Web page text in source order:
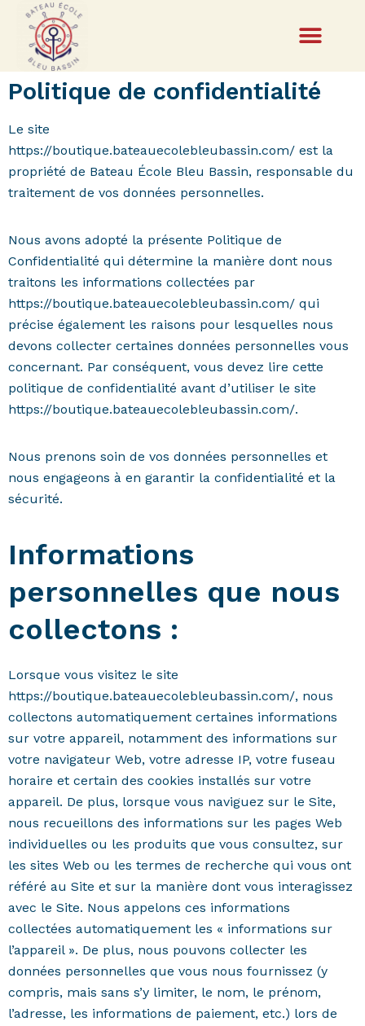
Politique de confidentialité
Le site
https://boutique.bateauecolebleubassin.com/ est la
propriété de Bateau École Bleu Bassin, responsable du
traitement de vos données personnelles.
Nous avons adopté la présente Politique de
Confidentialité qui détermine la manière dont nous
traitons les informations collectées par
https://boutique.bateauecolebleubassin.com/ qui
précise également les raisons pour lesquelles nous
devons collecter certaines données personnelles vous
concernant. Par conséquent, vous devez lire cette
politique de confidentialité avant d’utiliser le site
https://boutique.bateauecolebleubassin.com/.
Nous prenons soin de vos données personnelles et
nous engageons à en garantir la confidentialité et la
sécurité.
Informations
personnelles que nous
collectons :
Lorsque vous visitez le site
https://boutique.bateauecolebleubassin.com/, nous
collectons automatiquement certaines informations
sur votre appareil, notamment des informations sur
votre navigateur Web, votre adresse IP, votre fuseau
horaire et certain des cookies installés sur votre
appareil. De plus, lorsque vous naviguez sur le Site,
nous recueillons des informations sur les pages Web
individuelles ou les produits que vous consultez, sur
les sites Web ou les termes de recherche qui vous ont
référé au Site et sur la manière dont vous interagissez
avec le Site. Nous appelons ces informations
collectées automatiquement les « informations sur
l’appareil ». De plus, nous pouvons collecter les
données personnelles que vous nous fournissez (y
compris, mais sans s’y limiter, le nom, le prénom,
l’adresse, les informations de paiement, etc.) lors de